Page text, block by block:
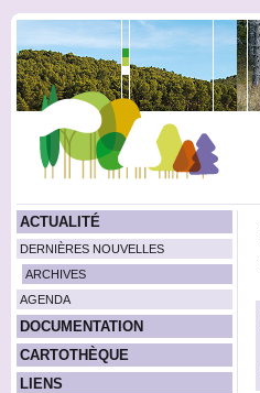
ACTUALITÉ
DERNIÈRES NOUVELLES
ARCHIVES
AGENDA
DOCUMENTATION
CARTOTHÈQUE
LIENS